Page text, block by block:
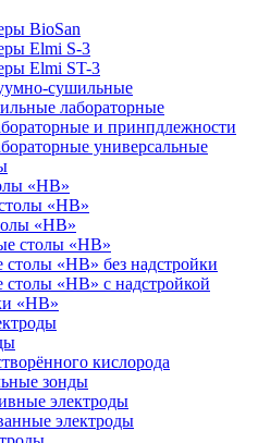
BioSan
Elmi S-3
Elmi ST-3
сушильные
лабораторные
и принпдлежности
универсальные
«НВ»
«НВ»
«НВ»
столы «НВ»
«НВ» без надстройки
«НВ» с надстройкой
«НВ»
кислорода
зонды
электроды
электроды